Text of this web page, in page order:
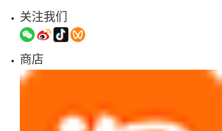
关注我们
商店